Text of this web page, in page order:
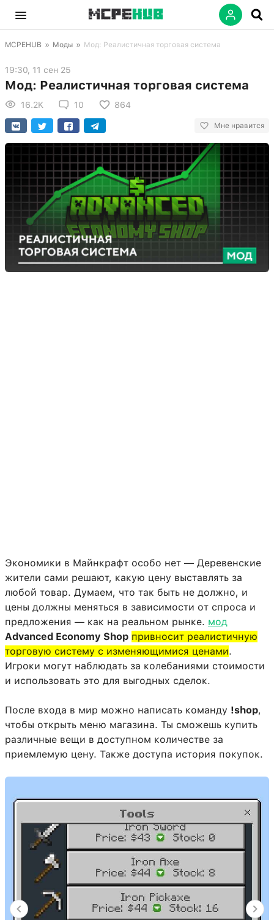
MCPEHUB » Моды » Мод: Реалистичная торговая система
19:30, 11 сен 25
Мод: Реалистичная торговая система
16.2K 10 864
Мне нравится
Экономики в Майнкрафт особо нет — Деревенские
жители сами решают, какую цену выставлять за
любой товар. Думаем, что так быть не должно, и
цены должны меняться в зависимости от спроса и
предложения — как на реальном рынке. мод
Advanced Economy Shop привносит реалистичную
торговую систему с изменяющимися ценами.
Игроки могут наблюдать за колебаниями стоимости
и использовать это для выгодных сделок.
После входа в мир можно написать команду !shop,
чтобы открыть меню магазина. Ты сможешь купить
различные вещи в доступном количестве за
приемлемую цену. Также доступа история покупок.